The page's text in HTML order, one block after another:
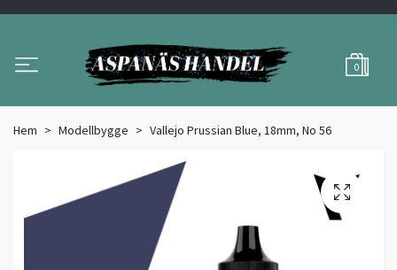
0
Hem Modellbygge Vallejo Prussian Blue, 18mm, No 56